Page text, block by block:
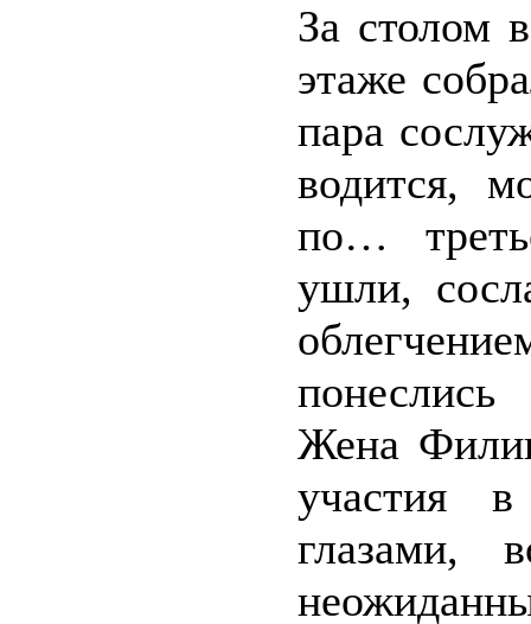
За столом
этаже
пара
водится,
по…
ушли,
Жена
участия
глазами,